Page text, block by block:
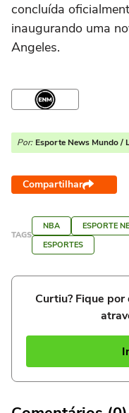
concluída
inaugurando uma
Angeles.
Por: Esporte News Mundo /
Compartilhar
TAGS
NBA ESPORTE
ESPORTES
Curtiu? Fique